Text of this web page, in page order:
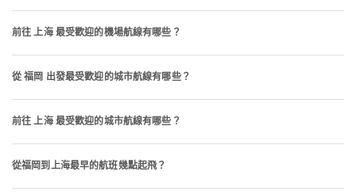
前往 上海 最受歡迎的機場航線有哪些？
從 福岡 出發最受歡迎的城市航線有哪些？
前往 上海 最受歡迎的城市航線有哪些？
從福岡到上海最早的航班幾點起飛？